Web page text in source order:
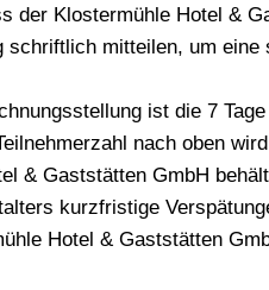
der Klostermühle Hotel &
schriftlich mitteilen, um
ist die 7
nach oben
& Gaststätten GmbH
kurzfristige
Hotel & Gaststätten